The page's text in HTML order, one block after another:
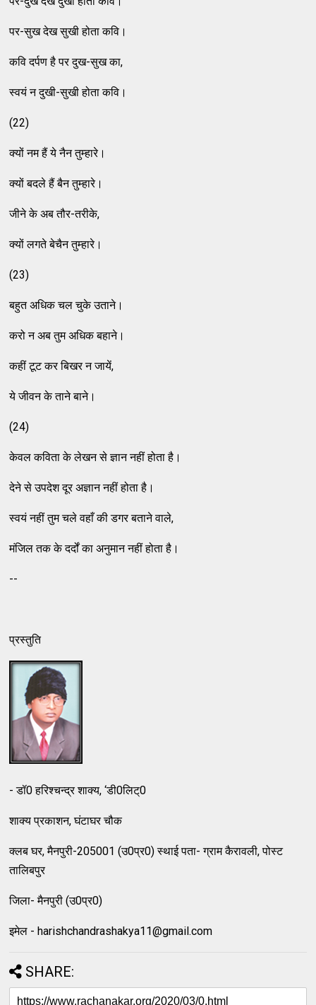
पर-सुख देख सुखी होता कवि।
कवि दर्पण है पर दुख-सुख का,
स्वयं न दुखी-सुखी होता कवि।
(22)
क्यों नम हैं ये नैन तुम्हारे।
क्यों बदले हैं बैन तुम्हारे।
जीने के अब तौर-तरीके,
क्यों लगते बेचैन तुम्हारे।
(23)
बहुत अधिक चल चुके उताने।
करो न अब तुम अधिक बहाने।
कहीं टूट कर बिखर न जायें,
ये जीवन के ताने बाने।
(24)
केवल कविता के लेखन से ज्ञान नहीं होता है।
देने से उपदेश दूर अज्ञान नहीं होता है।
स्वयं नहीं तुम चले वहाँ की डगर बताने वाले,
मंजिल तक के दर्दों का अनुमान नहीं होता है।
--
प्रस्तुति
- डॉ0 हरिश्चन्द्र शाक्य, ‘डी0लिट्0
शाक्य प्रकाशन, घंटाघर चौक
क्लब घर, मैनपुरी-205001 (उ0प्र0) स्थाई पता- ग्राम कैरावली, पोस्ट
तालिबपुर
जिला- मैनपुरी (उ0प्र0)
इमेल - harishchandrashakya11@gmail.com
SHARE: